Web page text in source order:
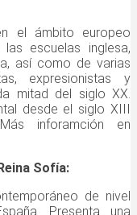
el ámbito europeo
escuelas inglesa,
así como de varias
expresionistas y
mitad del siglo XX.
desde el siglo XIII
inforamción en
Sofía:
de nivel
Presenta una